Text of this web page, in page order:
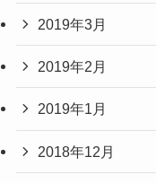
2019年3月
2019年2月
2019年1月
2018年12月